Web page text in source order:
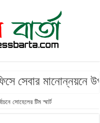
সেবার মানোন্নয়নে
সোহেলের টিম স্মার্ট